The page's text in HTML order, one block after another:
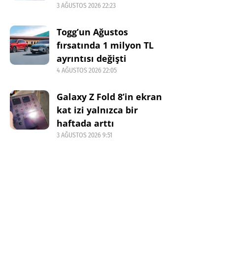
3 AĞUSTOS 2026 22:23
Togg’un Ağustos
fırsatında 1 milyon TL
ayrıntısı değişti
4 AĞUSTOS 2026 22:05
Galaxy Z Fold 8’in ekran
kat izi yalnızca bir
haftada arttı
3 AĞUSTOS 2026 9:51